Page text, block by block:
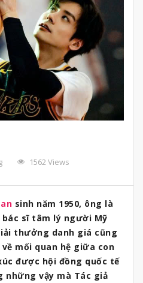
1562 Views
sinh năm 1950, ông là
sĩ tâm lý người Mỹ
thưởng danh giá cũng
mối quan hệ giữa con
được hội đồng quốc tế
những vậy mà Tác giả